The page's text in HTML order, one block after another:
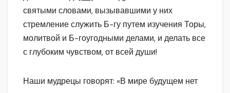
святыми словами, вызывавшими у них
стремление служить Б-гу путем изучения Торы,
молитвой и Б-гоугодными делами, и делать все
с глубоким чувством, от всей души!
Наши мудрецы говорят: «В мире будущем нет